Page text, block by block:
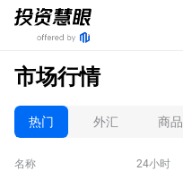
市场行情
热门 外汇 商品
名称 24小时